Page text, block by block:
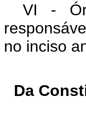
VI -
no inciso
Da